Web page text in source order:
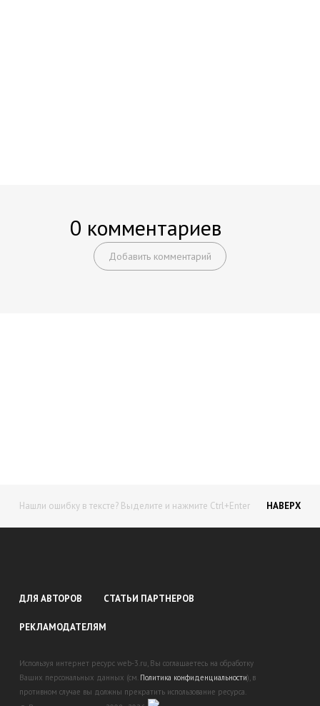
0 комментариев
Добавить комментарий
Нашли ошибку в тексте? Выделите и нажмите Ctrl+Enter НАВЕРХ
ДЛЯ АВТОРОВ СТАТЬИ ПАРТНЕРОВ
РЕКЛАМОДАТЕЛЯМ
Используя интернет ресурс web-3.ru, Вы соглашаетесь на обработку
Ваших персональных данных (см. Политика конфиденциальности), в
противном случае вы должны прекратить использование ресурса.